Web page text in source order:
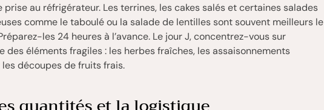
prise au réfrigérateur. Les terrines, les cakes salés et certaines salades
comme le taboulé ou la salade de lentilles sont souvent meilleurs le
les 24 heures à l’avance. Le jour J, concentrez-vous sur
des éléments fragiles : les herbes fraîches, les assaisonnements
découpes de fruits frais.